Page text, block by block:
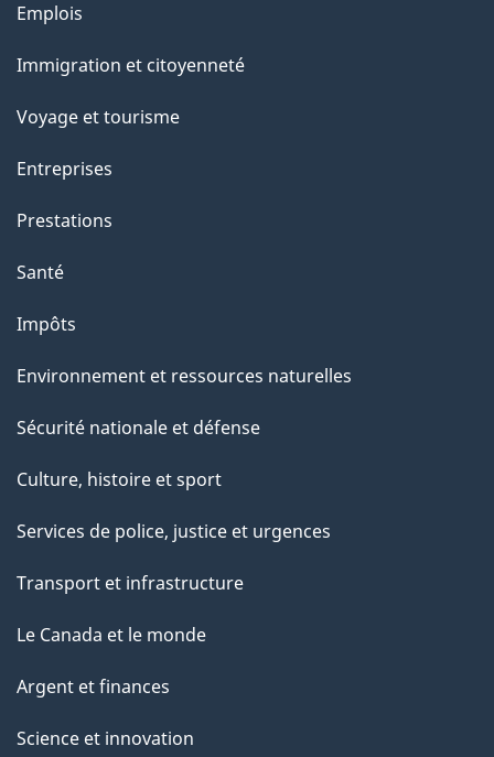
Thèmes
sujets
Emplois
Immigration et citoyenneté
Voyage et tourisme
Entreprises
Prestations
Santé
Impôts
Environnement et ressources naturelles
Sécurité nationale et défense
Culture, histoire et sport
Services de police, justice et urgences
Transport et infrastructure
Le Canada et le monde
Argent et finances
Science et innovation